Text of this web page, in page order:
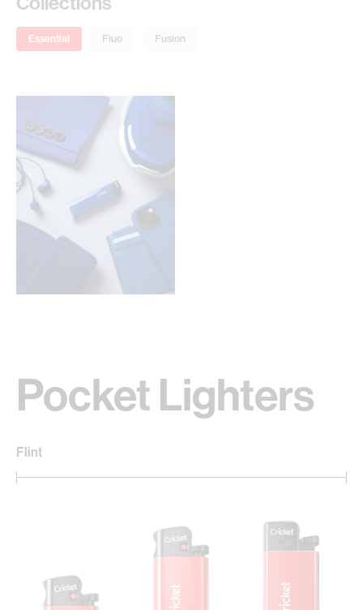
Essential Fluo Fusion
Pocket Lighters
Flint